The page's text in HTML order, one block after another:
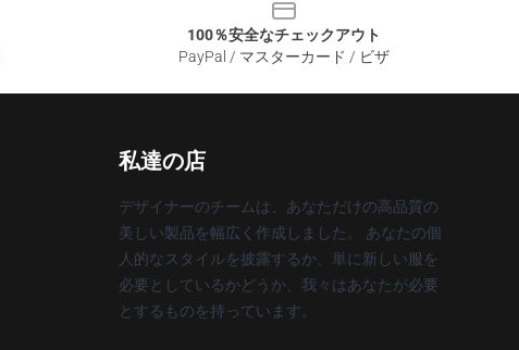
100％安全なチェックアウト
PayPal / マスターカード / ビザ
私達の店
デザイナーのチームは、あなただけの高品質の
美しい製品を幅広く作成しました。 あなたの個
人的なスタイルを披露するか、単に新しい服を
必要としているかどうか、我々はあなたが必要
とするものを持っています。